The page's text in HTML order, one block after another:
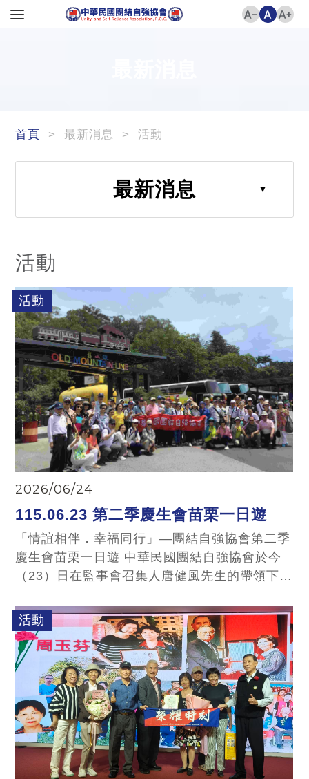
首頁 > 最新消息 > 活動
最新消息
活動
活動
2026/06/24
115.06.23 第二季慶生會苗栗一日遊
「情誼相伴．幸福同行」—團結自強協會第二季
慶生會苗栗一日遊 中華民國團結自強協會於今
（23）日在監事會召集人唐健風先生的帶領下，
辦第二季慶生會一日遊活動。一路上歡聲笑語不
斷，洋溢著濃濃的人情味與溫馨情誼。
活動